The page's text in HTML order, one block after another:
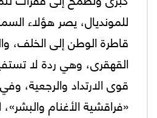
للمونديال، يصر هؤلاء
قاطرة الوطن إلى الخلف،
القهقرى، وهي ردة لا
قوى الارتداد والرجعية،
«فراقشية الأغنام